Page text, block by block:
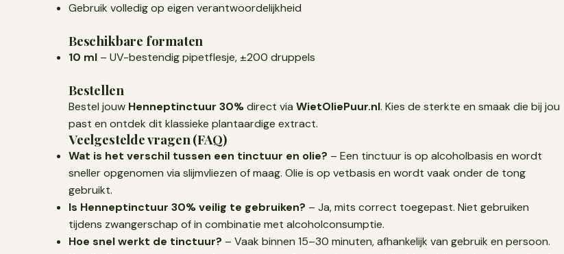
Gebruik volledig op eigen verantwoordelijkheid
Beschikbare formaten
10 ml – UV-bestendig pipetflesje, ±200 druppels
Bestellen
Bestel jouw Henneptinctuur 30%direct via WietOliePuur.nl. Kies de sterkte en smaak die bij jou
past en ontdek dit klassieke plantaardige extract.
Veelgestelde vragen (FAQ)
Wat is het verschil tussen een tinctuur en olie? – Een tinctuur is op alcoholbasis en wordt
sneller opgenomen via slijmvliezen of maag. Olie is op vetbasis en wordt vaak onder de tong
gebruikt.
Is Henneptinctuur 30% veilig te gebruiken? – Ja, mits correct toegepast. Niet gebruiken
tijdens zwangerschap of in combinatie met alcoholconsumptie.
Hoe snel werkt de tinctuur? – Vaak binnen 15–30 minuten, afhankelijk van gebruik en persoon.